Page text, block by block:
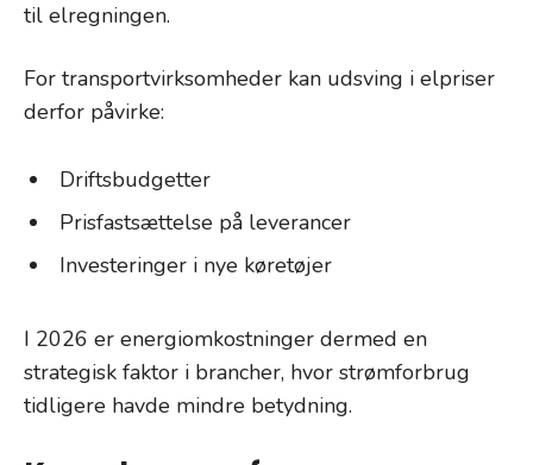
til elregningen.
For transportvirksomheder kan udsving i elpriser
derfor påvirke:
Driftsbudgetter
Prisfastsættelse på leverancer
Investeringer i nye køretøjer
I 2026 er energiomkostninger dermed en
strategisk faktor i brancher, hvor strømforbrug
tidligere havde mindre betydning.